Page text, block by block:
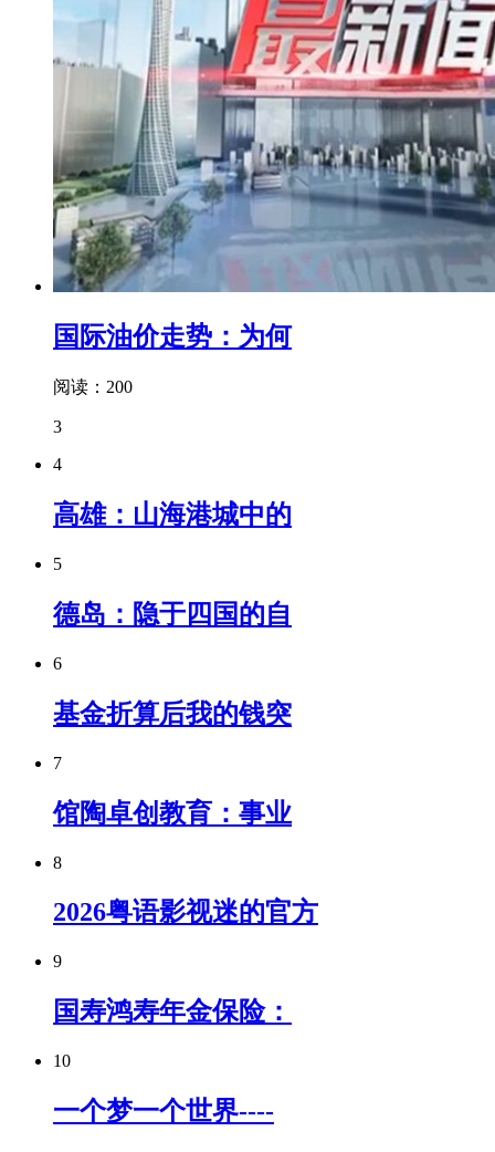
国际油价走势：为何
阅读：200
3
4
高雄：山海港城中的
5
德岛：隐于四国的自
6
基金折算后我的钱突
7
馆陶卓创教育：事业
8
2026粤语影视迷的官方
9
国寿鸿寿年金保险：
10
一个梦一个世界----